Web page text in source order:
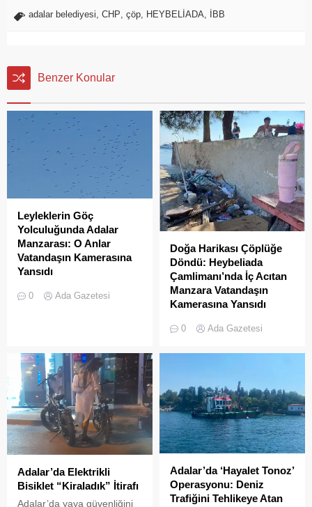
adalar belediyesi, CHP, çöp, HEYBELİADA, İBB
Benzer Konular
Leyleklerin Göç
Yolculuğunda Adalar
Manzarası: O Anlar
Vatandaşın Kamerasına
Yansıdı
leylek sürülerinin Adalar
güzergahlarından biri olan
İstanbul’da, yüzlerce
leyleğin Adalar
semalarındaki süzülüşü cep
telefonu kameralarına
yansıdı. Marmara Denizi ve
İstanbul silüeti eşliğinde
gökyüzünde süzülen
devasa leylek sürüsü,
izleyenlere adeta görsel bir
şölen sundu. Sürüler
0 Ada Gazetesi
Doğa Harikası Çöplüğe
Döndü: Heybeliada
Çamlimanı’nda İç Acıtan
Manzara Vatandaşın
Kamerasına Yansıdı
Heybeliada’da yer alan
Çamlimanı Koyu,
koyun her köşesinin çöple
dolduğu o anlar, bir
vatandaşın kamerasına
saniye saniye yansıdı.
Yeşille mavinin kucaklaştığı,
için akın ettiği Heybeliada
Çamlimanı, bugünlerde
eşsiz manzarasıyla değil,
0 Ada Gazetesi
Adalar’da Elektrikli
Bisiklet “Kiraladık” İtirafı
Adalar’da yaya güvenliğini
Adalar’da ‘Hayalet Tonoz’
Operasyonu: Deniz
Trafiğini Tehlikeye Atan